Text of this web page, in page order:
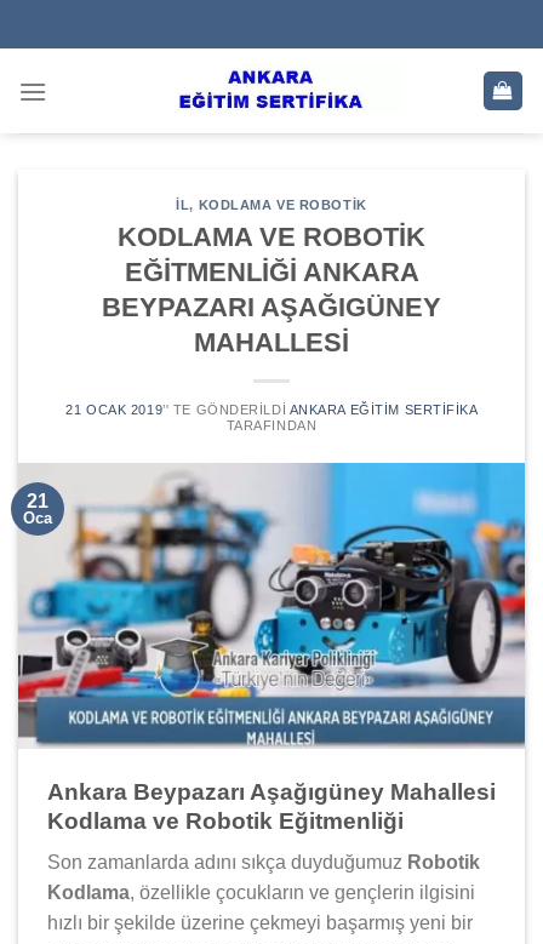
to
IL, KODLAMA VE ROBOTIK
KODLAMA VE ROBOTİK
EĞİTMENLİĞİ ANKARA
BEYPAZARI AŞAĞIGÜNEY
MAHALLESİ
21 OCAK 2019’' TE GÖNDERILDI ANKARA EĞITIM SERTIFIKA
TARAFINDAN
21
Oca
Ankara Beypazarı Aşağıgüney Mahallesi
Kodlama ve Robotik Eğitmenliği
Son zamanlarda adını sıkça duyduğumuz Robotik
Kodlama, özellikle çocukların ve gençlerin ilgisini
hızlı bir şekilde üzerine çekmeyi başarmış yeni bir